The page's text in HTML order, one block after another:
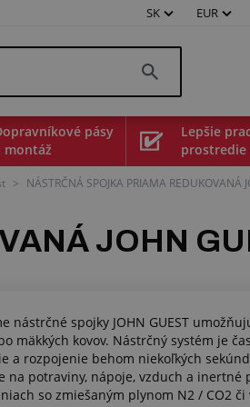
SK EUR
pásy
montáž
Lepšie
prostredie
> NÁSTRČNÁ SPOJKA PRIAMA REDUKOVANÁ
JOHN
nástrčné spojky JOHN GUEST
mäkkých kovov. Nástrčný systém je
a rozpojenie behom niekoľkých
na potraviny, nápoje, vzduch a inertné
so zmiešaným plynom N2 / CO2